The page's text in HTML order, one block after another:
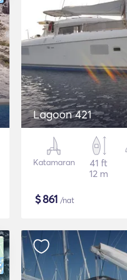
Lagoon 421
Katamaran
41 ft
12 m
$861 /nat